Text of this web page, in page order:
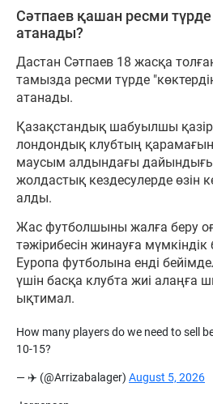
Сәтпаев қашан ресми
атанады?
Дастан Сәтпаев 18 жасқа
тамызда ресми түрде
атанады.
Қазақстандық шабуылшы
лондондық клубтың
маусым алдындағы
жолдастық кездесулерде өзін
алды.
Жас футболшыны жалға беру
тәжірибесін жинауға мүмкіндік
Еуропа футболына енді
үшін басқа клубта жиі алаңға
ықтимал.
How many players do we need to sell
10-15?
— ✈️ (@Arrizabalager) August 5, 2026